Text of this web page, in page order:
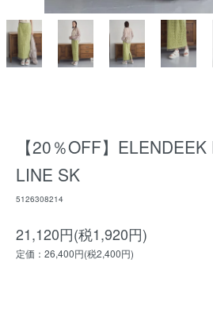
【20％OFF】
LINE SK
5126308214
21,120円(税1,920円)
定価：26,400円(税2,400円)